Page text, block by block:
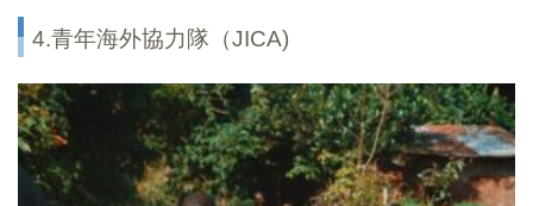
4.青年海外協力隊（JICA)